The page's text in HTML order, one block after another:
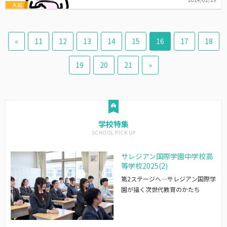
入試
« 11 12 13 14 15 16 17 18
19 20 21 »
学校特集
サレジアン国際学園中学校高
等学校2025(2)
第2ステージへ―サレジアン国際学
園が描く次世代教育のかたち